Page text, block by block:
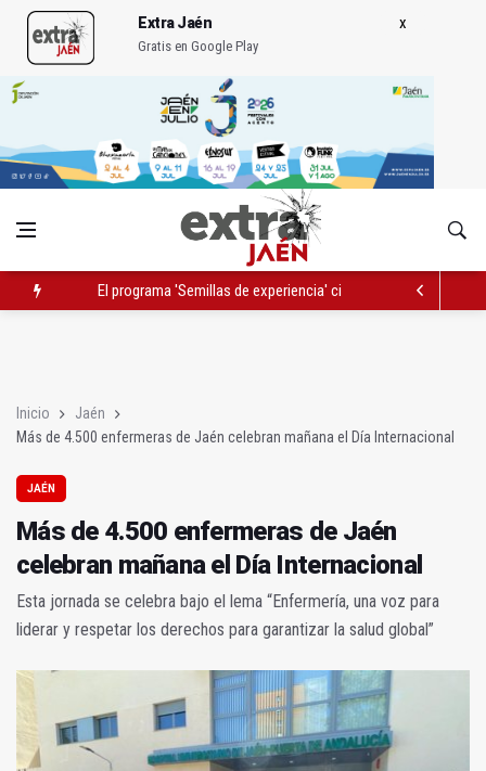
Extra Jaén
Gratis en Google Play
Abierta al tráfico la carretera que une Orcera con el Puente de
Inicio
Jaén
Más de 4.500 enfermeras de Jaén celebran mañana el Día Internacional
JAÉN
Más de 4.500 enfermeras de Jaén
celebran mañana el Día Internacional
Esta jornada se celebra bajo el lema “Enfermería, una voz para
liderar y respetar los derechos para garantizar la salud global”